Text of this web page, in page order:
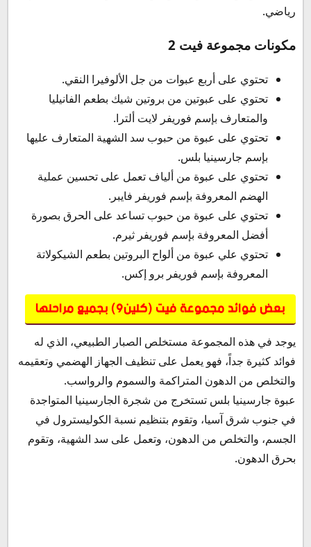
رياضي.
مكونات مجموعة فيت 2
تحتوي على أربع عبوات من جل الألوفيرا النقي.
تحتوي على عبوتين من بروتين شيك بطعم الفانيليا
والمتعارف بإسم فوريفر لايت ألترا.
تحتوي على عبوة من حبوب سد الشهية المتعارف عليها
بإسم جارسينيا بلس.
تحتوي على عبوة من ألياف تعمل على تحسين عملية
الهضم المعروفة بإسم فوريفر فايبر.
تحتوي على عبوة من حبوب تساعد على الحرق بصورة
أفضل المعروفة بإسم فوريفر ثيرم.
تحتوي علي عبوة من ألواح البروتين بطعم الشيكولاتة
المعروفة بإسم فوريفر برو إكس.
بعض فوائد مجموعة فيت (كلين9) بجميع مراحلها
يوجد في هذه المجموعة مستخلص الصبار الطبيعي، الذي له
فوائد كثيرة جداً، فهو يعمل على تنظيف الجهاز الهضمي وتعقيمه
والتخلص من الدهون المتراكمة والسموم والرواسب.
عبوة جارسينيا بلس تستخرج من شجرة الجارسينيا المتواجدة
في جنوب شرق آسيا، وتقوم بتنظيم نسبة الكوليسترول في
الجسم، والتخلص من الدهون، وتعمل على سد الشهية، وتقوم
بحرق الدهون.